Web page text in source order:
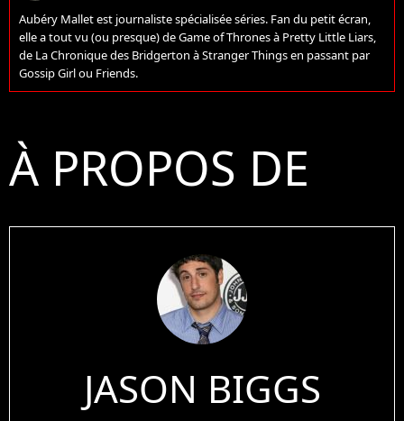
Aubéry Mallet est journaliste spécialisée séries. Fan du petit écran,
elle a tout vu (ou presque) de Game of Thrones à Pretty Little Liars,
de La Chronique des Bridgerton à Stranger Things en passant par
Gossip Girl ou Friends.
À PROPOS DE
JASON BIGGS